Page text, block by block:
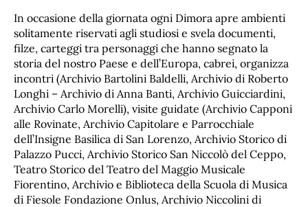
In occasione della giornata ogni Dimora apre ambienti
solitamente riservati agli studiosi e svela documenti,
filze, carteggi tra personaggi che hanno segnato la
storia del nostro Paese e dell’Europa, cabrei, organizza
incontri (Archivio Bartolini Baldelli, Archivio di Roberto
Longhi – Archivio di Anna Banti, Archivio Guicciardini,
Archivio Carlo Morelli), visite guidate (Archivio Capponi
alle Rovinate, Archivio Capitolare e Parrocchiale
dell’Insigne Basilica di San Lorenzo, Archivio Storico di
Palazzo Pucci, Archivio Storico San Niccolò del Ceppo,
Teatro Storico del Teatro del Maggio Musicale
Fiorentino, Archivio e Biblioteca della Scuola di Musica
di Fiesole Fondazione Onlus, Archivio Niccolini di